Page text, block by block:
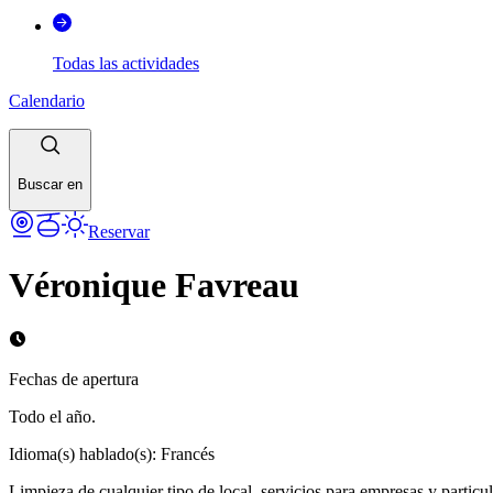
Todas las actividades
Calendario
Buscar en
Reservar
Véronique Favreau
Fechas de apertura
Todo el año.
Idioma(s) hablado(s): Francés